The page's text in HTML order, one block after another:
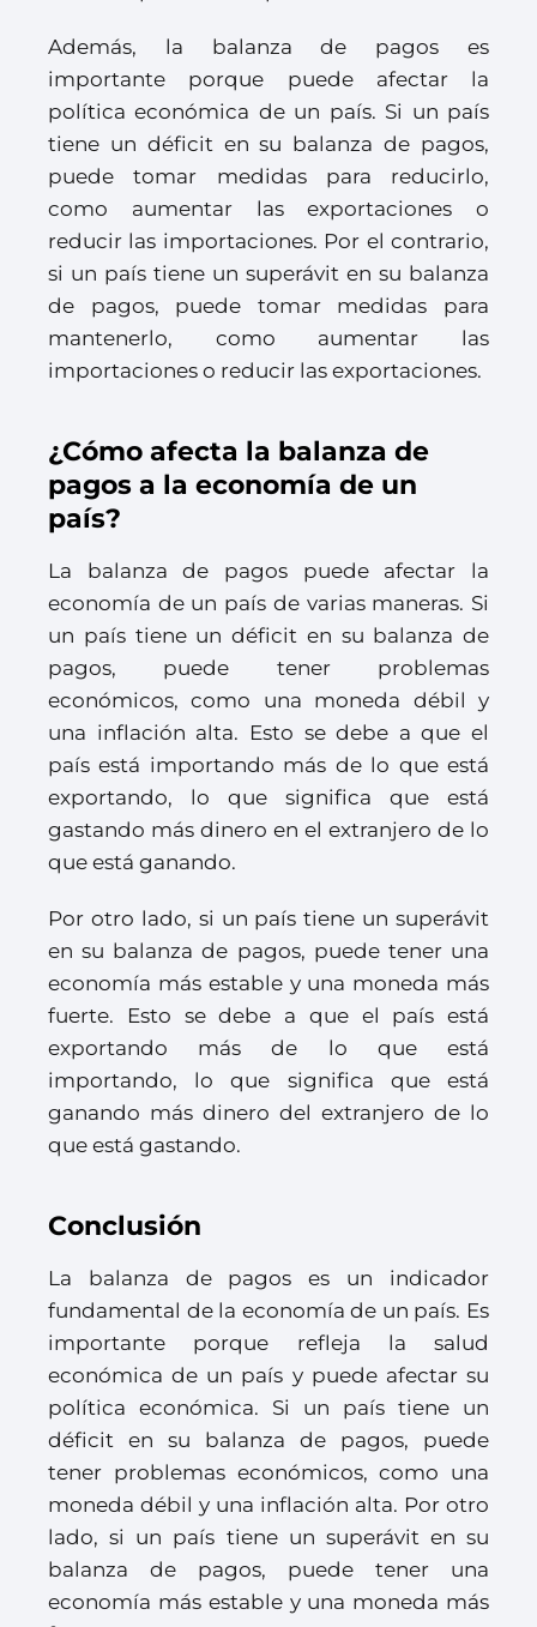
Además, la balanza de pagos es
importante porque puede afectar la
política económica de un país. Si un país
tiene un déficit en su balanza de pagos,
puede tomar medidas para reducirlo,
como aumentar las exportaciones o
reducir las importaciones. Por el contrario,
si un país tiene un superávit en su balanza
de pagos, puede tomar medidas para
mantenerlo, como aumentar las
importaciones o reducir las exportaciones.
¿Cómo afecta la balanza de
pagos a la economía de un
país?
La balanza de pagos puede afectar la
economía de un país de varias maneras. Si
un país tiene un déficit en su balanza de
pagos, puede tener problemas
económicos, como una moneda débil y
una inflación alta. Esto se debe a que el
país está importando más de lo que está
exportando, lo que significa que está
gastando más dinero en el extranjero de lo
que está ganando.
Por otro lado, si un país tiene un superávit
en su balanza de pagos, puede tener una
economía más estable y una moneda más
fuerte. Esto se debe a que el país está
exportando más de lo que está
importando, lo que significa que está
ganando más dinero del extranjero de lo
que está gastando.
Conclusión
La balanza de pagos es un indicador
fundamental de la economía de un país. Es
importante porque refleja la salud
económica de un país y puede afectar su
política económica. Si un país tiene un
déficit en su balanza de pagos, puede
tener problemas económicos, como una
moneda débil y una inflación alta. Por otro
lado, si un país tiene un superávit en su
balanza de pagos, puede tener una
economía más estable y una moneda más